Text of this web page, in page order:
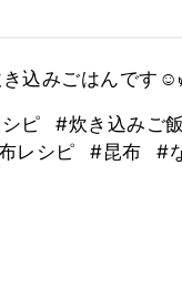
込みごはんです
ピ #炊き込みご飯
レシピ #昆布 #